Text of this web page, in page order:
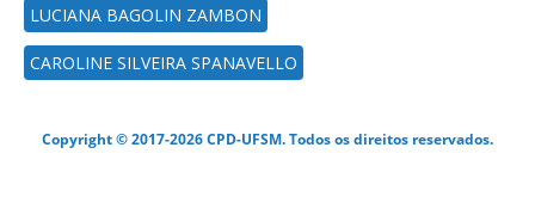
LUCIANA BAGOLIN ZAMBON
CAROLINE SILVEIRA SPANAVELLO
Copyright © 2017-2026 CPD-UFSM. Todos os direitos reservados.